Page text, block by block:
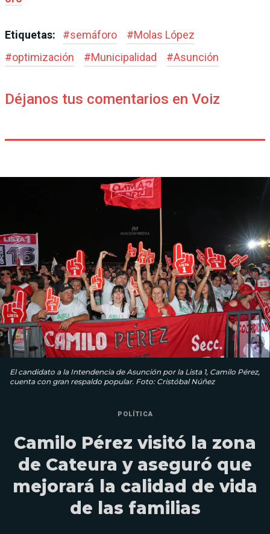
Etiquetas: #semáforo #Molas López
#optimización #Municipalidad #Asunción
Déjanos tus comentarios en Voiz
El candidato a la Intendencia de Asunción por la Lista 1, Camilo Pérez,
cuenta con gran respaldo popular. Foto: Cristóbal Núñez
POLÍTICA
Camilo Pérez visitó la zona
de Cateura y aseguró que
mejorará la calidad de vida
de las familias